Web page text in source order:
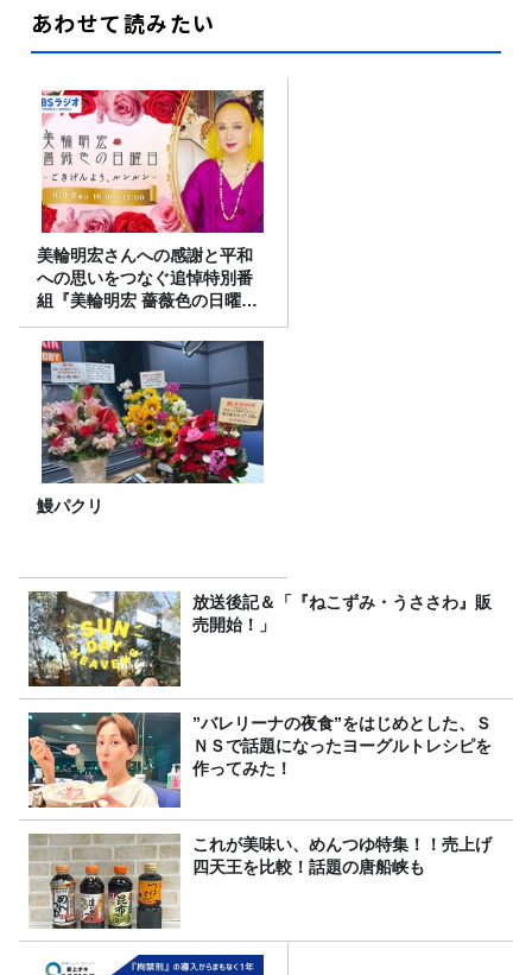
あわせて読みたい
美輪明宏さんへの感謝と平和
への思いをつなぐ追悼特別番
組『美輪明宏 薔薇色の日曜日
～ごきげんよう、ルンルン
～』8/9（日）16時放送
鰻パクリ
放送後記＆「『ねこずみ・うささわ』販
売開始！」
”バレリーナの夜食”をはじめとした、Ｓ
ＮＳで話題になったヨーグルトレシピを
作ってみた！
これが美味い、めんつゆ特集！！売上げ
四天王を比較！話題の唐船峡も